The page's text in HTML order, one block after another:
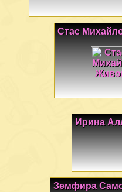
Стас
Ирина
Земфира